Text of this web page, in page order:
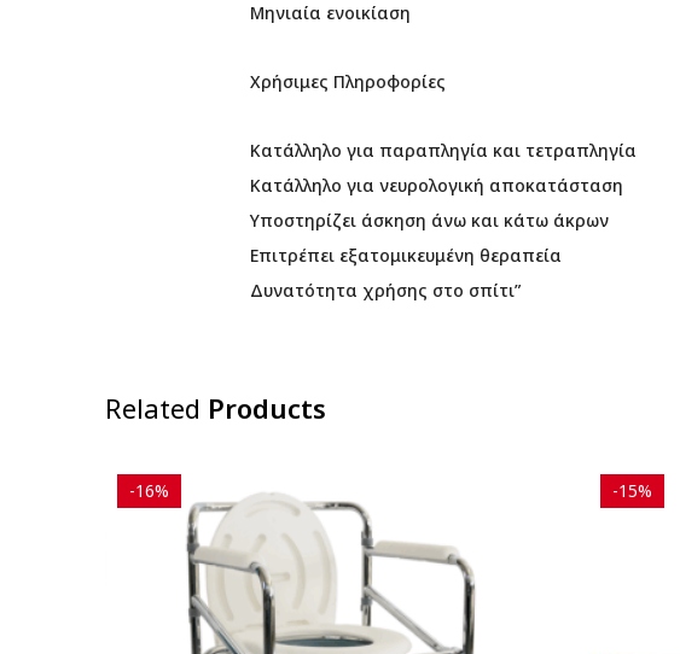
Μηνιαία ενοικίαση
Χρήσιμες Πληροφορίες
Κατάλληλο για παραπληγία και τετραπληγία
Κατάλληλο για νευρολογική αποκατάσταση
Υποστηρίζει άσκηση άνω και κάτω άκρων
Επιτρέπει εξατομικευμένη θεραπεία
Δυνατότητα χρήσης στο σπίτι”
Related Products
-16% -15%